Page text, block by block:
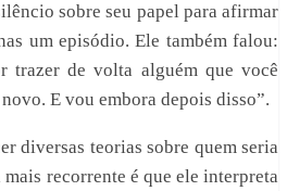
sobre seu papel para afirmar
um episódio. Ele também falou:
trazer de volta alguém que você
E vou embora depois disso”.
diversas teorias sobre quem seria
mais recorrente é que ele interpreta